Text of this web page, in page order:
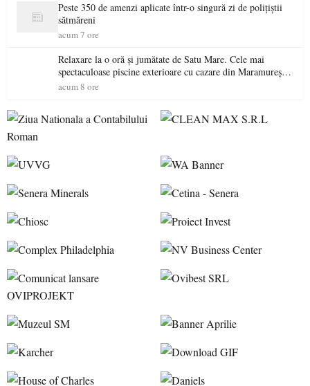
Peste 350 de amenzi aplicate într-o singură zi de polițiștii
sătmăreni
acum 7 ore
Relaxare la o oră și jumătate de Satu Mare. Cele mai
spectaculoase piscine exterioare cu cazare din Maramureș,
ideale pentru o escapadă de vară
acum 8 ore